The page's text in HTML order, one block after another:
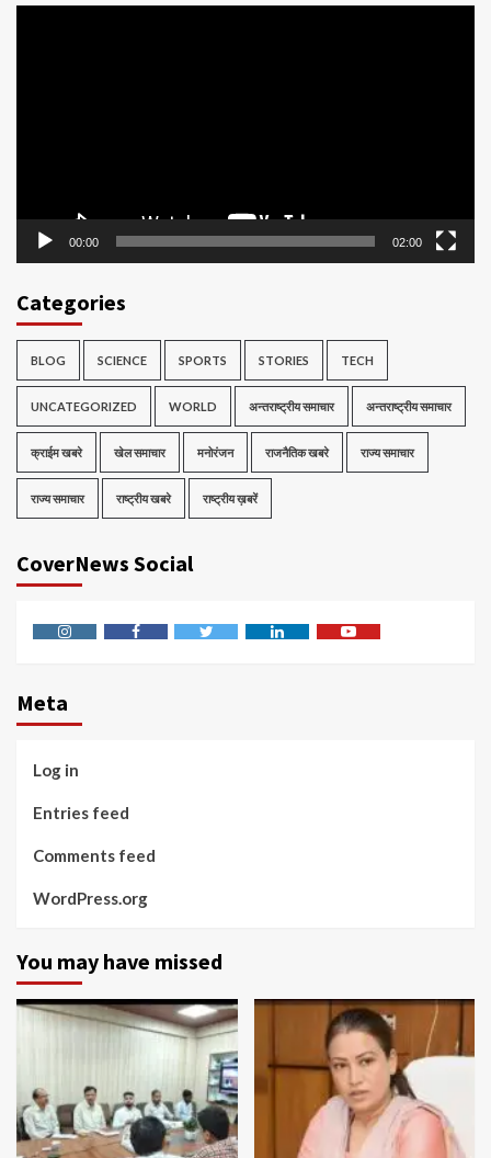
00:00 02:00
Categories
BLOG SCIENCE SPORTS STORIES TECH
UNCATEGORIZED WORLD अन्तराष्ट्रीय समाचार अन्तराष्ट्रीय समाचार
क्राईम खबरे खेल समाचार मनोरंजन राजनैतिक खबरे राज्य समाचार
राज्य समाचार राष्ट्रीय खबरे राष्ट्रीय ख़बरें
CoverNews Social
Meta
Log in
Entries feed
Comments feed
WordPress.org
You may have missed